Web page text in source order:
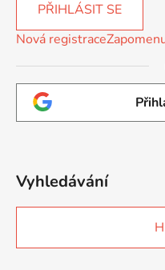
PŘIHLÁSIT SE
Nová registrace
Vyhledávání